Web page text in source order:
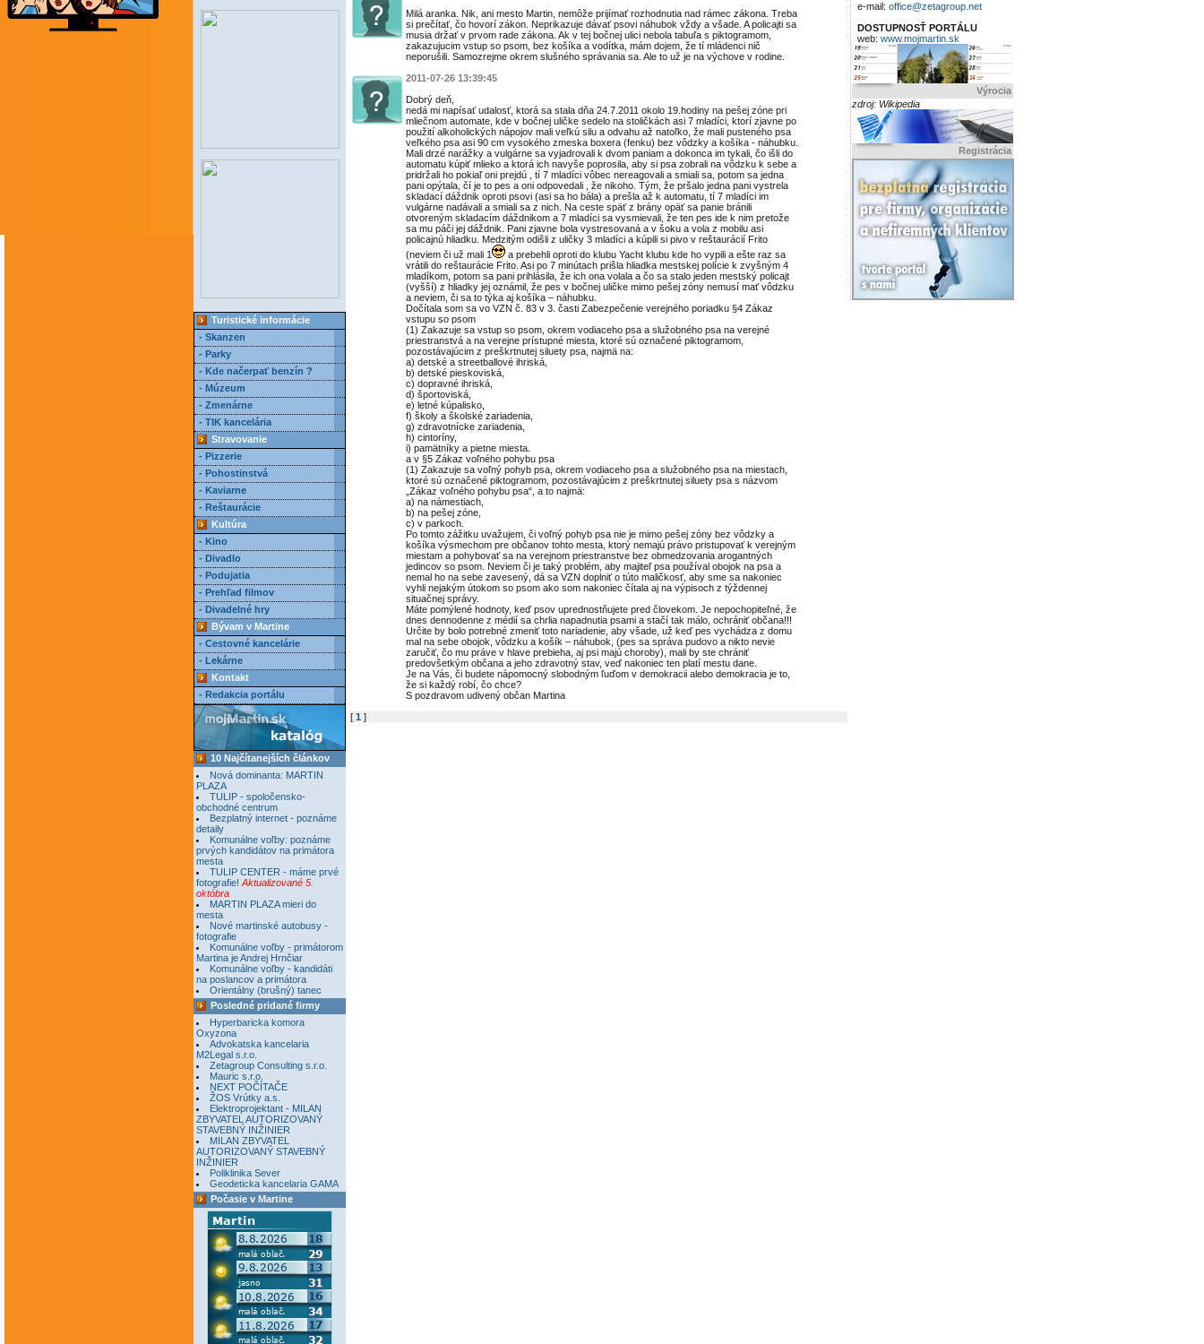
Turistické informácie
- Skanzen
- Parky
- Kde načerpať benzín ?
- Múzeum
- Zmenárne
- TIK kancelária
Stravovanie
- Pizzerie
- Pohostinstvá
- Kaviarne
- Reštaurácie
Kultúra
- Kino
- Divadlo
- Podujatia
- Prehľad filmov
- Divadelné hry
Bývam v Martine
- Cestovné kancelárie
- Lekárne
Kontakt
- Redakcia portálu
10 Najčítanejších článkov
Nová dominanta: MARTIN
PLAZA
TULIP - spoločensko-
obchodné centrum
Bezplatný internet - poznáme
detaily
Komunálne voľby: poznáme
prvých kandidátov na primátora
mesta
TULIP CENTER - máme prvé
fotografie! Aktualizované 5.
októbra
MARTIN PLAZA mieri do
mesta
Nové martinské autobusy -
fotografie
Komunálne voľby - primátorom
Martina je Andrej Hrnčiar
Komunálne voľby - kandidáti
na poslancov a primátora
Orientálny (brušný) tanec
Posledné pridané firmy
Hyperbaricka komora
Oxyzona
Advokatska kancelaria
M2Legal s.r.o.
Zetagroup Consulting s.r.o.
Mauric s.r.o.
NEXT POČÍTAČE
ŽOS Vrútky a.s.
Elektroprojektant - MILAN
ZBYVATEL AUTORIZOVANÝ
STAVEBNÝ INŽINIER
MILAN ZBYVATEL
AUTORIZOVANÝ STAVEBNÝ
INŽINIER
Poliklinika Sever
Geodeticka kancelaria GAMA
Počasie v Martine
e-mail: office@zetagroup.net
DOSTUPNOSŤ PORTÁLU
web: www.mojmartin.sk
Výrocia
zdroj: Wikipedia
Registrácia
Milá aranka. Nik, ani mesto Martin, nemôže prijímať rozhodnutia nad rámec zákona. Treba
si prečítať, čo hovorí zákon. Neprikazuje dávať psovi náhubok vždy a všade. A policajti sa
musia držať v prvom rade zákona. Ak v tej bočnej ulici nebola tabuľa s piktogramom,
zakazujucim vstup so psom, bez košíka a vodítka, mám dojem, že tí mládenci nič
neporušili. Samozrejme okrem slušného správania sa. Ale to už je na výchove v rodine.
2011-07-26 13:39:45
Dobrý deň,
nedá mi napísať udalosť, ktorá sa stala dňa 24.7.2011 okolo 19.hodiny na pešej zóne pri
mliečnom automate, kde v bočnej uličke sedelo na stoličkách asi 7 mladíci, ktorí zjavne po
použití alkoholických nápojov mali veľkú silu a odvahu až natoľko, že mali pusteného psa
veľkého psa asi 90 cm vysokého zmeska boxera (fenku) bez vôdzky a košíka - náhubku.
Mali drzé narážky a vulgárne sa vyjadrovali k dvom paniam a dokonca im tykali, čo išli do
automatu kúpiť mlieko a ktorá ich navyše poprosila, aby si psa zobrali na vôdzku k sebe a
pridržali ho pokiaľ oni prejdú , tí 7 mladíci vôbec nereagovali a smiali sa, potom sa jedna
pani opýtala, čí je to pes a oni odpovedali , že nikoho. Tým, že pršalo jedna pani vystrela
skladací dáždnik oproti psovi (asi sa ho bála) a prešla až k automatu, tí 7 mladíci im
vulgárne nadávali a smiali sa z nich. Na ceste späť z brány opäť sa panie bránili
otvoreným skladacím dáždnikom a 7 mladíci sa vysmievali, že ten pes ide k nim pretože
sa mu páči jej dáždnik. Pani zjavne bola vystresovaná a v šoku a vola z mobilu asi
policajnú hliadku. Medzitým odišli z uličky 3 mladíci a kúpili si pivo v reštaurácií Frito
(neviem či už mali 1
a prebehli oproti do klubu Yacht klubu kde ho vypili a ešte raz sa
vrátili do reštaurácie Frito. Asi po 7 minútach prišla hliadka mestskej polície k zvyšným 4
mladíkom, potom sa pani prihlásila, že ich ona volala a čo sa stalo jeden mestský policajt
(vyšší) z hliadky jej oznámil, že pes v bočnej uličke mimo pešej zóny nemusí mať vôdzku
a neviem, či sa to týka aj košíka – náhubku.
Dočítala som sa vo VZN č. 83 v 3. časti Zabezpečenie verejného poriadku §4 Zákaz
vstupu so psom
(1) Zakazuje sa vstup so psom, okrem vodiaceho psa a služobného psa na verejné
priestranstvá a na verejne prístupné miesta, ktoré sú označené piktogramom,
pozostávajúcim z preškrtnutej siluety psa, najmä na:
a) detské a streetballové ihriská,
b) detské pieskoviská,
c) dopravné ihriská,
d) športoviská,
e) letné kúpalisko,
f) školy a školské zariadenia,
g) zdravotnícke zariadenia,
h) cintoríny,
i) pamätníky a pietne miesta.
a v §5 Zákaz voľného pohybu psa
(1) Zakazuje sa voľný pohyb psa, okrem vodiaceho psa a služobného psa na miestach,
ktoré sú označené piktogramom, pozostávajúcim z preškrtnutej siluety psa s názvom
„Zákaz voľného pohybu psa“, a to najmä:
a) na námestiach,
b) na pešej zóne,
c) v parkoch.
Po tomto zážitku uvažujem, či voľný pohyb psa nie je mimo pešej zóny bez vôdzky a
košíka výsmechom pre občanov tohto mesta, ktorý nemajú právo pristupovať k verejným
miestam a pohybovať sa na verejnom priestranstve bez obmedzovania arogantných
jedincov so psom. Neviem či je taký problém, aby majiteľ psa používal obojok na psa a
nemal ho na sebe zavesený, dá sa VZN doplniť o túto maličkosť, aby sme sa nakoniec
vyhli nejakým útokom so psom ako som nakoniec čítala aj na výpisoch z týždennej
situačnej správy.
Máte pomýlené hodnoty, keď psov uprednostňujete pred človekom. Je nepochopiteľné, že
dnes dennodenne z médií sa chrlia napadnutia psami a stačí tak málo, ochrániť občana!!!
Určite by bolo potrebné zmeniť toto nariadenie, aby všade, už keď pes vychádza z domu
mal na sebe obojok, vôdzku a košík – náhubok, (pes sa správa pudovo a nikto nevie
zaručiť, čo mu práve v hlave prebieha, aj psi majú choroby), mali by ste chrániť
predovšetkým občana a jeho zdravotný stav, veď nakoniec ten platí mestu dane.
Je na Vás, či budete nápomocný slobodným ľuďom v demokracii alebo demokracia je to,
že si každý robí, čo chce?
S pozdravom udivený občan Martina
[ 1 ]